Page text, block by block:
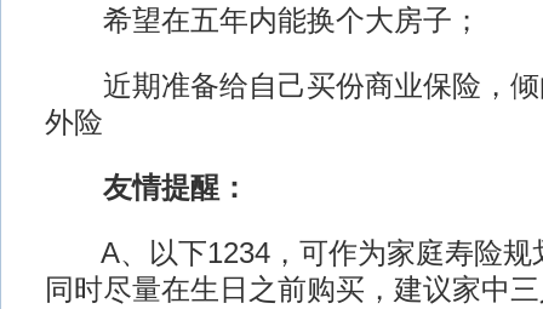
希望在五年内能换个大房子；
近期准备给自己买份商业保险，倾
外险
友情提醒：
A、以下1234，可作为家庭寿险规
同时尽量在生日之前购买，建议家中